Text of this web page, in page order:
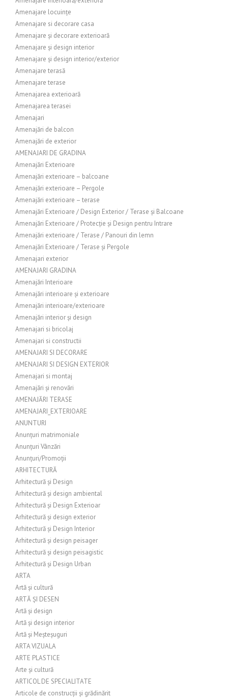
Amenajare locuințe
Amenajare si decorare casa
Amenajare și decorare exterioară
Amenajare și design interior
Amenajare și design interior/exterior
Amenajare terasă
Amenajare terase
Amenajarea exterioară
Amenajarea terasei
Amenajari
Amenajări de balcon
Amenajări de exterior
AMENAJARI DE GRADINA
Amenajări Exterioare
Amenajări exterioare – balcoane
Amenajări exterioare – Pergole
Amenajări exterioare – terase
Amenajări Exterioare / Design Exterior / Terase și Balcoane
Amenajări Exterioare / Protecție și Design pentru Intrare
Amenajări exterioare / Terase / Panouri din lemn
Amenajări Exterioare / Terase și Pergole
Amenajari exterior
AMENAJARI GRADINA
Amenajări Interioare
Amenajări interioare și exterioare
Amenajări interioare/exterioare
Amenajări interior și design
Amenajari si bricolaj
Amenajari si constructii
AMENAJARI SI DECORARE
AMENAJARI SI DESIGN EXTERIOR
Amenajari si montaj
Amenajări și renovări
AMENAJĂRI TERASE
AMENAJARI_EXTERIOARE
ANUNTURI
Anunțuri matrimoniale
Anunțuri Vânzări
Anunțuri/Promoții
ARHITECTURĂ
Arhitectură și Design
Arhitectură și design ambiental
Arhitectură și Design Exterioar
Arhitectură și design exterior
Arhitectură și Design Interior
Arhitectură și design peisager
Arhitectură și design peisagistic
Arhitectură și Design Urban
ARTA
Artă și cultură
ARTĂ ȘI DESEN
Artă și design
Artă și design interior
Artă și Meșteșuguri
ARTA VIZUALA
ARTE PLASTICE
Arte și cultură
ARTICOL DE SPECIALITATE
Articole de construcții și grădinărit